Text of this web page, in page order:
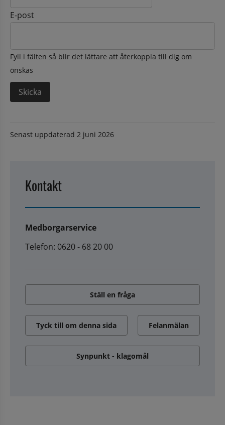
E-post
Fyll i fälten så blir det lättare att återkoppla till dig om
önskas
Senast uppdaterad 2 juni 2026
Kontakt
Medborgarservice
Telefon: 0620 - 68 20 00
Ställ en fråga
Tyck till om denna sida Felanmälan
Synpunkt - klagomål